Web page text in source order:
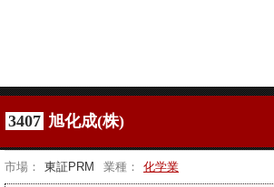
3407 旭化成(株)
市場： 東証PRM 業種： 化学業